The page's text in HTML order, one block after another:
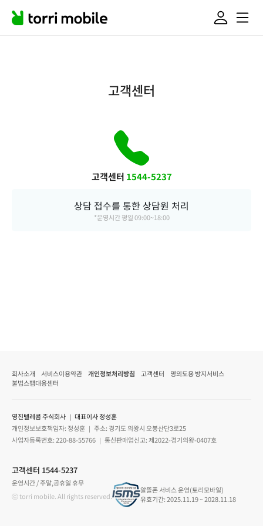
고객센터
고객센터 1544-5237
상담 접수를 통한 상담원 처리
*운영시간 평일 09:00~18:00
회사소개 서비스이용약관 개인정보처리방침 고객센터
명의도용 방지서비스
불법스팸대응센터
영진텔레콤 주식회사 ｜ 대표이사 정성훈
개인정보보호책임자: 정성훈 ｜ 주소: 경기도 의왕시 오봉산단3로25
사업자등록번호: 220-88-55766 ｜ 통신판매업신고: 제2022-경기의왕-0407호
고객센터 1544-5237
운영시간 / 주말,공휴일 휴무
ⓒ torri mobile. All rights reserved.
알뜰폰 서비스 운영(토리모바일)
유효기간: 2025.11.19 ~ 2028.11.18